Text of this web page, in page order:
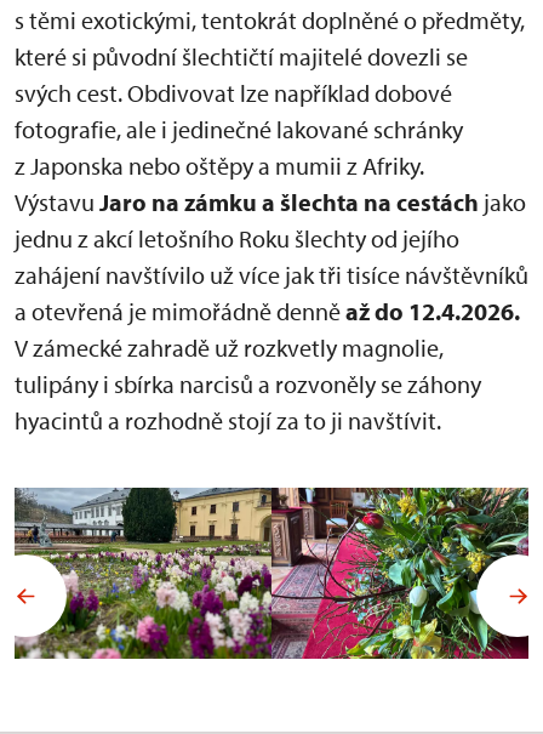
s těmi exotickými, tentokrát doplněné o předměty,
které si původní šlechtičtí majitelé dovezli se
svých cest. Obdivovat lze například dobové
fotografie, ale i jedinečné lakované schránky
z Japonska nebo oštěpy a mumii z Afriky.
Výstavu Jaro na zámku a šlechta na cestách jako
jednu z akcí letošního Roku šlechty od jejího
zahájení navštívilo už více jak tři tisíce návštěvníků
a otevřená je mimořádně denněaž do 12.4.2026.
V zámecké zahradě už rozkvetly magnolie,
tulipány i sbírka narcisů a rozvoněly se záhony
hyacintů a rozhodně stojí za to ji navštívit.